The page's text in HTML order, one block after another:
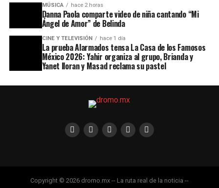
MÚSICA hace 2 horas
Danna Paola comparte video de niña cantando “Mi
Ángel de Amor” de Belinda
CINE Y TELEVISIÓN hace 1 día
La prueba Alarmados tensa La Casa de los Famosos
México 2026: Yahir organiza al grupo, Brianda y
Yanet lloran y Masad reclama su pastel
Copyright © 2026 dromo.mx -- La ruta real de la noticia --